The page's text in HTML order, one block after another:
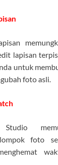
lapisan
untuk
foto asli.
foto